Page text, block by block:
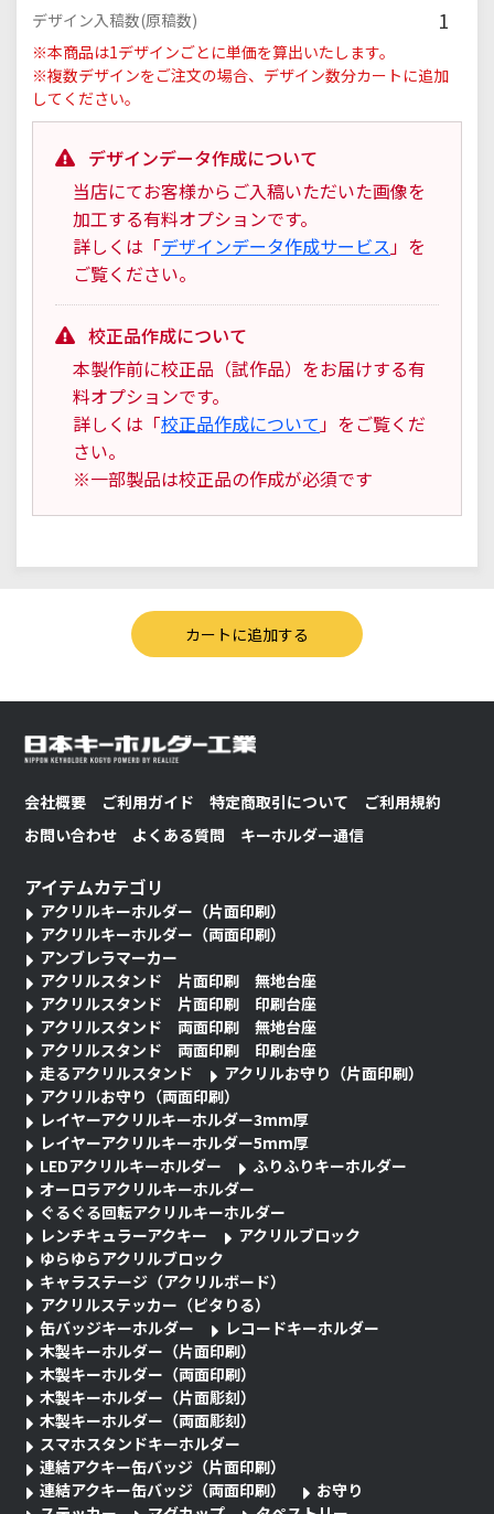
デザイン入稿数(原稿数) 1
※本商品は1デザインごとに単価を算出いたします。
※複数デザインをご注文の場合、デザイン数分カートに追加
してください。
デザインデータ作成について
当店にてお客様からご入稿いただいた画像を
加工する有料オプションです。
詳しくは「デザインデータ作成サービス」を
ご覧ください。
校正品作成について
本製作前に校正品（試作品）をお届けする有
料オプションです。
詳しくは「校正品作成について」をご覧くだ
さい。
※一部製品は校正品の作成が必須です
会社概要 ご利用ガイド 特定商取引について
ご利用規約
お問い合わせ
よくある質問 キーホルダー通信
アイテムカテゴリ
アクリルキーホルダー（片面印刷）
アクリルキーホルダー（両面印刷）
アンブレラマーカー
アクリルスタンド 片面印刷 無地台座
アクリルスタンド 片面印刷 印刷台座
アクリルスタンド 両面印刷 無地台座
アクリルスタンド 両面印刷 印刷台座
走るアクリルスタンド
アクリルお守り（片面印刷）
アクリルお守り（両面印刷）
レイヤーアクリルキーホルダー3mm厚
レイヤーアクリルキーホルダー5mm厚
LEDアクリルキーホルダー
ふりふりキーホルダー
オーロラアクリルキーホルダー
ぐるぐる回転アクリルキーホルダー
レンチキュラーアクキー
アクリルブロック
ゆらゆらアクリルブロック
キャラステージ（アクリルボード）
アクリルステッカー（ピタりる）
缶バッジキーホルダー
レコードキーホルダー
木製キーホルダー（片面印刷）
木製キーホルダー（両面印刷）
木製キーホルダー（片面彫刻）
木製キーホルダー（両面彫刻）
スマホスタンドキーホルダー
連結アクキー缶バッジ（片面印刷）
連結アクキー缶バッジ（両面印刷）
お守り